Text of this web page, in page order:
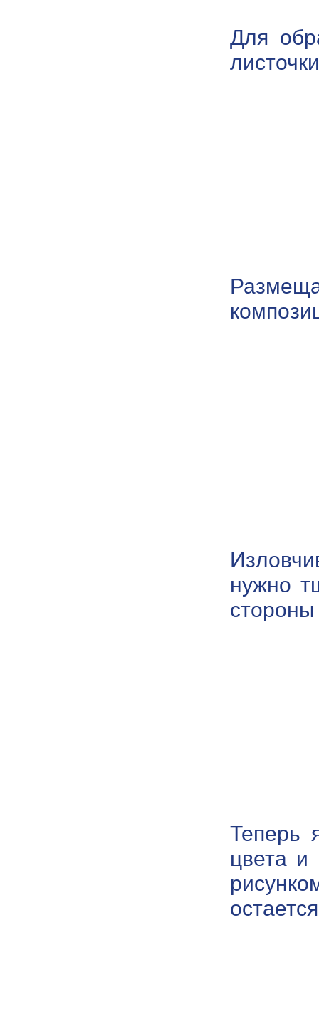
Для
нужно
стороны
Теперь
цвета и